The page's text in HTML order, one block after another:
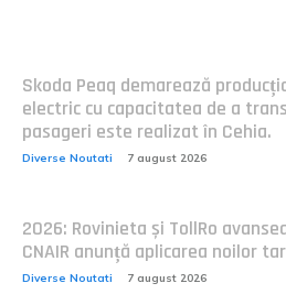
Skoda Peaq demarează
electric cu capacitatea de a
pasageri este realizat în Cehia.
Diverse Noutati 7 august 2026
2026: Rovinieta și TollRo
CNAIR anunță aplicarea noilor
Diverse Noutati 7 august 2026